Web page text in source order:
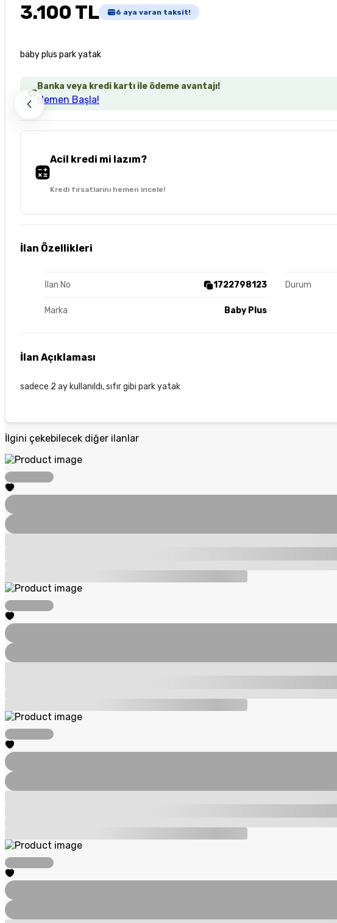
3.100 TL 6 aya varan taksit!
baby plus park yatak
Banka veya kredi kartı ile ödeme avantajı!
Hemen Başla!
Acil kredi mi lazım?
Kredi fırsatlarını hemen incele!
İlan Özellikleri
İlan No 1722798123 Durum
Marka Baby Plus
İlan Açıklaması
sadece 2 ay kullanıldı, sıfır gibi park yatak
İlgini çekebilecek diğer ilanlar